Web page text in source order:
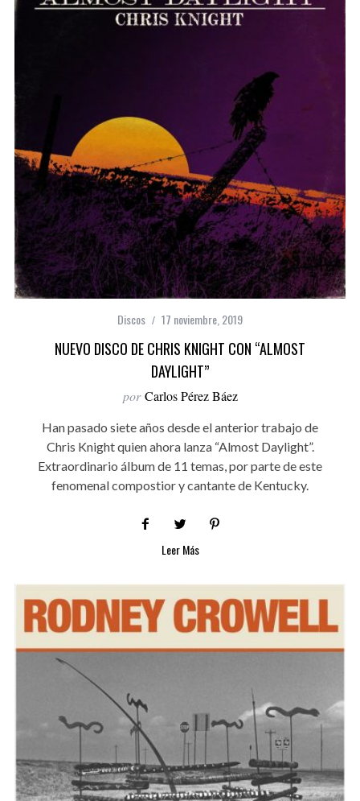
Discos 17 noviembre, 2019
NUEVO DISCO DE CHRIS KNIGHT CON “ALMOST
DAYLIGHT”
por Carlos Pérez Báez
Han pasado siete años desde el anterior trabajo de
Chris Knight quien ahora lanza “Almost Daylight”.
Extraordinario álbum de 11 temas, por parte de este
fenomenal compostior y cantante de Kentucky.
Leer Más